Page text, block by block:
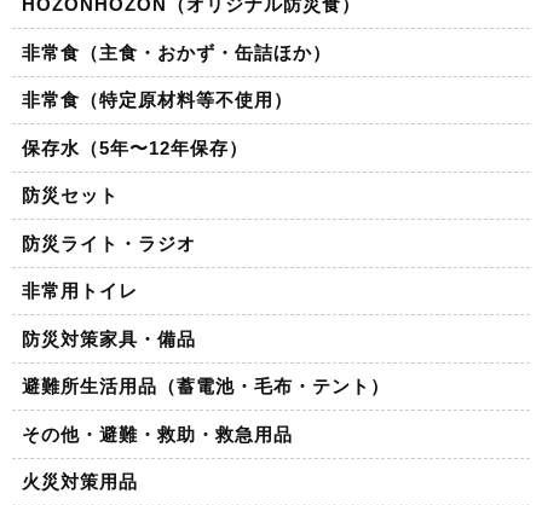
HOZONHOZON（オリジナル防災食）
非常食（主食・おかず・缶詰ほか）
非常食（特定原材料等不使用）
保存水（5年〜12年保存）
防災セット
防災ライト・ラジオ
非常用トイレ
防災対策家具・備品
避難所生活用品（蓄電池・毛布・テント）
その他・避難・救助・救急用品
火災対策用品